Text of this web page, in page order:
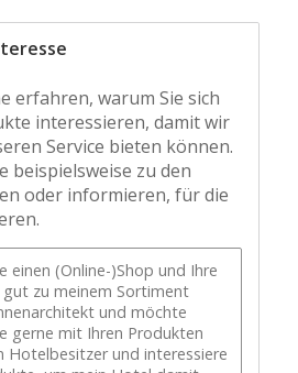
erfahren, warum Sie sich
interessieren, damit wir
Service bieten können.
beispielsweise zu den
oder informieren, für die